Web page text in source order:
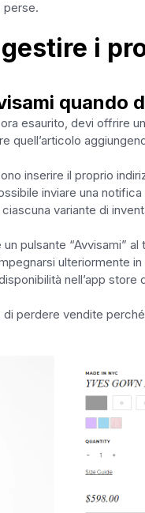
perse.
i
quando
esaurito, devi offrire
quell’articolo
inserire il proprio
inviare una notifica
variante di
pulsante “Avvisami”
ulteriormente
nell’app
perdere vendite